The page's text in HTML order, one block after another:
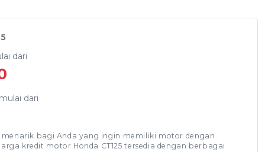
dari
dari
menarik bagi Anda yang ingin memiliki motor dengan
kredit motor Honda CT125 tersedia dengan berbagai